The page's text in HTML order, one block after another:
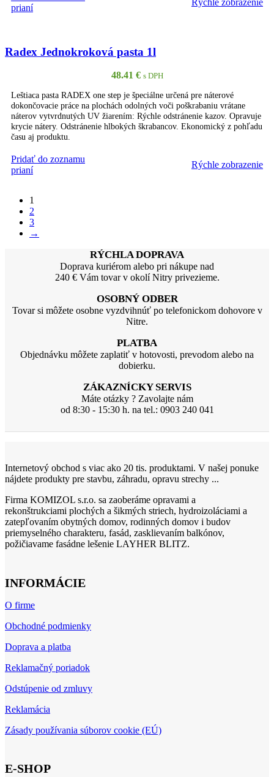
prianí
Radex Jednokroková pasta 1l
48.41 € s DPH
Leštiaca pasta RADEX one step je špeciálne určená pre náterové
dokončovacie práce na plochách odolných voči poškrabaniu vrátane
náterov vytvrdnutých UV žiarením: Rýchle odstránenie kazov. Opravuje
krycie nátery. Odstránenie hlbokých škrabancov. Ekonomický z pohľadu
času aj produktu.
Pridať do zoznamu
prianí
Rýchle zobrazenie
1
2
3
→
RÝCHLA DOPRAVA
Doprava kuriérom alebo pri nákupe nad
240 € Vám tovar v okolí Nitry privezieme.
OSOBNÝ ODBER
Tovar si môžete osobne vyzdvihnúť po telefonickom dohovore v
Nitre.
PLATBA
Objednávku môžete zaplatiť v hotovosti, prevodom alebo na
dobierku.
ZÁKAZNÍCKY SERVIS
Máte otázky ? Zavolajte nám
od 8:30 - 15:30 h. na tel.: 0903 240 041
Internetový obchod s viac ako 20 tis. produktami. V našej ponuke
nájdete produkty pre stavbu, záhradu, opravu strechy ...
Firma KOMIZOL s.r.o. sa zaoberáme opravami a
rekonštrukciami plochých a šikmých striech, hydroizoláciami a
zatepľovaním obytných domov, rodinných domov i budov
priemyselného charakteru, fasád, zasklievaním balkónov,
požičiavame fasádne lešenie LAYHER BLITZ.
INFORMÁCIE
O firme
Obchodné podmienky
Doprava a platba
Reklamačný poriadok
Odstúpenie od zmluvy
Reklamácia
Zásady používania súborov cookie (EÚ)
E-SHOP